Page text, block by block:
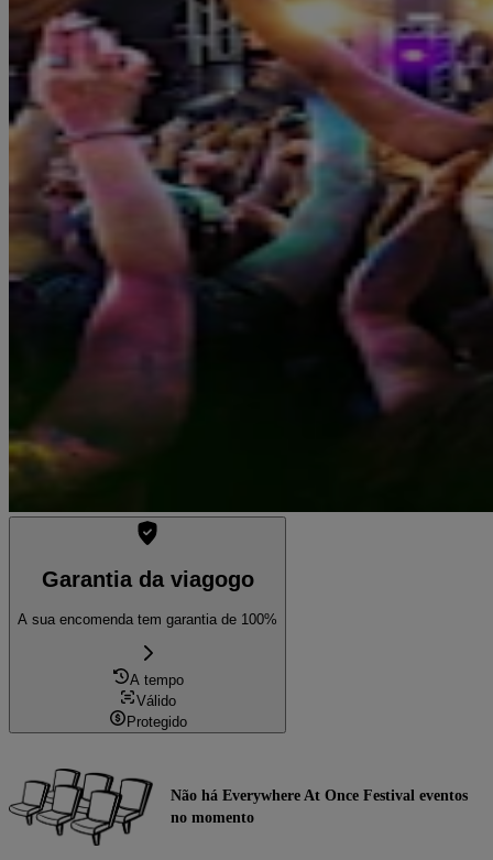
Garantia da viagogo
A sua encomenda tem garantia de 100%
A tempo
Válido
Protegido
Não há Everywhere At Once Festival eventos
no momento